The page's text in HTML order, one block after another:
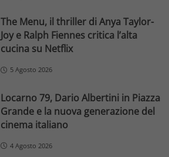
The Menu, il thriller di Anya Taylor-
Joy e Ralph Fiennes critica l’alta
cucina su Netflix
5 Agosto 2026
Locarno 79, Dario Albertini in Piazza
Grande e la nuova generazione del
cinema italiano
4 Agosto 2026